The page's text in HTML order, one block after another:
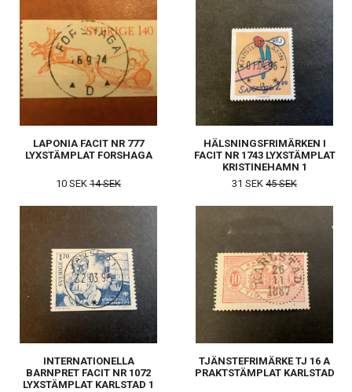
LAPONIA FACIT NR 777
LYXSTÄMPLAT FORSHAGA
10 SEK 14 SEK
HÄLSNINGSFRIMÄRKEN I
FACIT NR 1743 LYXSTÄMPLAT
KRISTINEHAMN 1
31 SEK 45 SEK
INTERNATIONELLA
BARNPRET FACIT NR 1072
LYXSTÄMPLAT KARLSTAD 1
TJÄNSTEFRIMÄRKE TJ 16 A
PRAKTSTÄMPLAT KARLSTAD